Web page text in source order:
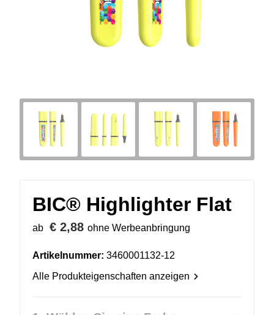
BIC® Highlighter Flat
ab € 2,88 ohne Werbeanbringung
Artikelnummer: 3460001132-12
Alle Produkteigenschaften anzeigen